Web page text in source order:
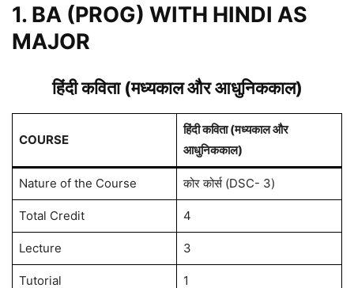
1. BA (PROG) WITH HINDI AS
MAJOR
हिंदी कविता (मध्यकाल और आधुनिककाल)
COURSE
हिंदी कविता (मध्यकाल और
आधुनिककाल)
Nature of the Course कोर कोर्स (DSC- 3)
Total Credit 4
Lecture 3
Tutorial 1